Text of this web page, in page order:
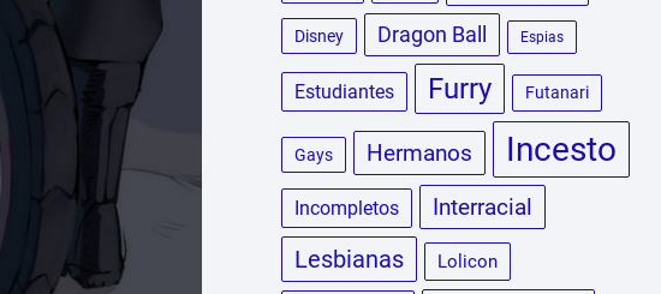
Disney Dragon Ball Espias
Estudiantes Furry Futanari
Gays Hermanos Incesto
Incompletos Interracial
Lesbianas Lolicon